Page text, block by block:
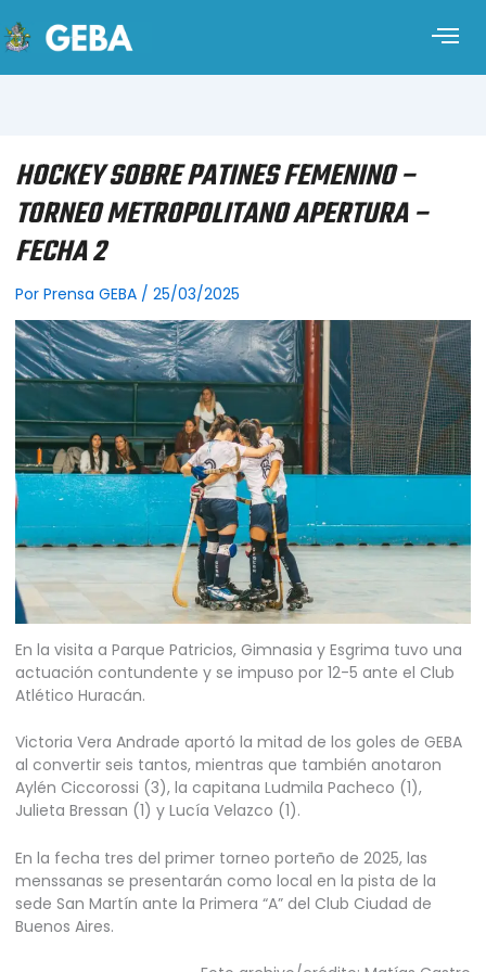
HOCKEY SOBRE PATINES FEMENINO –
TORNEO METROPOLITANO APERTURA –
FECHA 2
Por Prensa GEBA / 25/03/2025
En la visita a Parque Patricios, Gimnasia y Esgrima tuvo una
actuación contundente y se impuso por 12-5 ante el Club
Atlético Huracán.
Victoria Vera Andrade aportó la mitad de los goles de GEBA
al convertir seis tantos, mientras que también anotaron
Aylén Ciccorossi (3), la capitana Ludmila Pacheco (1),
Julieta Bressan (1) y Lucía Velazco (1).
En la fecha tres del primer torneo porteño de 2025, las
menssanas se presentarán como local en la pista de la
sede San Martín ante la Primera “A” del Club Ciudad de
Buenos Aires.